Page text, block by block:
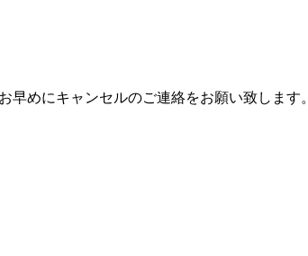
めにキャンセルのご連絡をお願い致します。